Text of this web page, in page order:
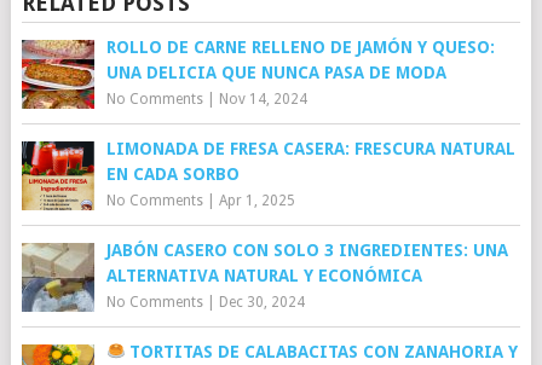
ROLLO DE CARNE RELLENO DE JAMÓN Y QUESO:
UNA DELICIA QUE NUNCA PASA DE MODA
No Comments| Nov 14, 2024
LIMONADA DE FRESA CASERA: FRESCURA NATURAL
EN CADA SORBO
No Comments| Apr 1, 2025
JABÓN CASERO CON SOLO 3 INGREDIENTES: UNA
ALTERNATIVA NATURAL Y ECONÓMICA
No Comments| Dec 30, 2024
TORTITAS DE CALABACITAS CON ZANAHORIA Y